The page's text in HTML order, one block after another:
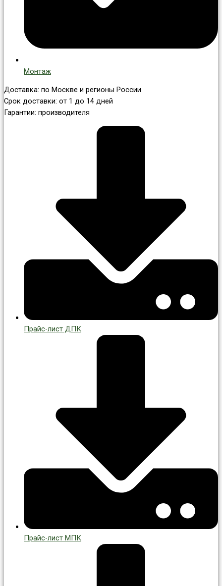
Монтаж
Доставка: по Москве и регионы России
Срок доставки: от 1 до 14 дней
Гарантии: производителя
Прайс-лист ДПК
Прайс-лист МПК